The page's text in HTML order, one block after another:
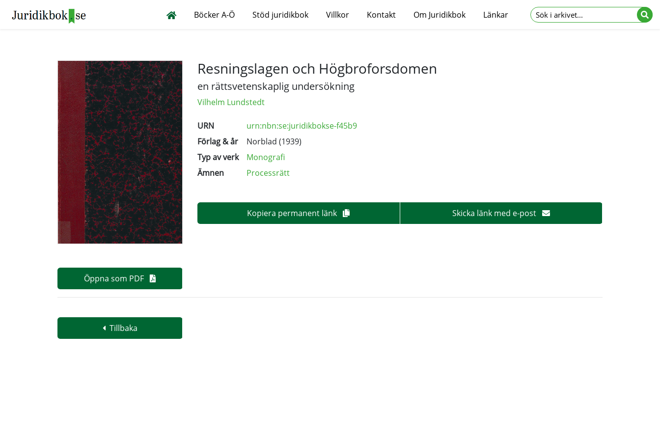
Böcker A-Ö Stöd juridikbok Villkor Kontakt Om Juridikbok Länkar
Öppna som PDF
Resningslagen och Högbroforsdomen
en rättsvetenskaplig undersökning
Vilhelm Lundstedt
URN
urn:nbn:se:juridikbokse-f45b9
Förlag & år
Norblad (1939)
Typ av verk
Monografi
Ämnen
Processrätt
Kopiera permanent länk Skicka länk med e-post
Tillbaka